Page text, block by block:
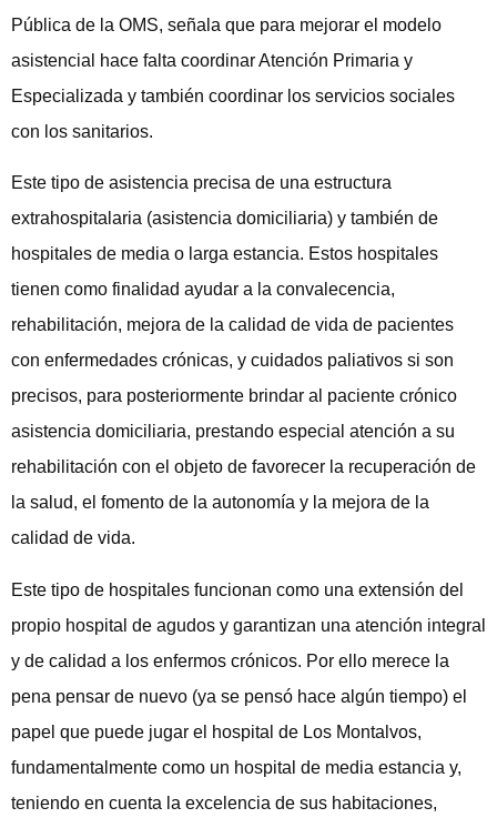
Pública de la OMS, señala que para mejorar el modelo
asistencial hace falta coordinar Atención Primaria y
Especializada y también coordinar los servicios sociales
con los sanitarios.
Este tipo de asistencia precisa de una estructura
extrahospitalaria (asistencia domiciliaria) y también de
hospitales de media o larga estancia. Estos hospitales
tienen como finalidad ayudar a la convalecencia,
rehabilitación, mejora de la calidad de vida de pacientes
con enfermedades crónicas, y cuidados paliativos si son
precisos, para posteriormente brindar al paciente crónico
asistencia domiciliaria, prestando especial atención a su
rehabilitación con el objeto de favorecer la recuperación de
la salud, el fomento de la autonomía y la mejora de la
calidad de vida.
Este tipo de hospitales funcionan como una extensión del
propio hospital de agudos y garantizan una atención integral
y de calidad a los enfermos crónicos. Por ello merece la
pena pensar de nuevo (ya se pensó hace algún tiempo) el
papel que puede jugar el hospital de Los Montalvos,
fundamentalmente como un hospital de media estancia y,
teniendo en cuenta la excelencia de sus habitaciones,